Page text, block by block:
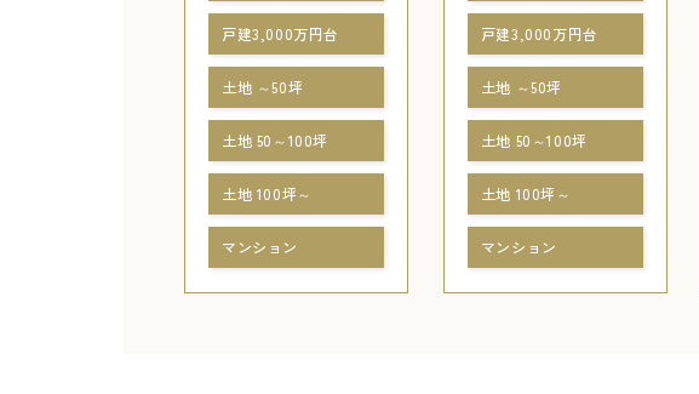
戸建3,000万円台
土地 ～50坪
土地 50～100坪
土地 100坪～
マンション
戸建3,000万円台
土地 ～50坪
土地 50～100坪
土地 100坪～
マンション